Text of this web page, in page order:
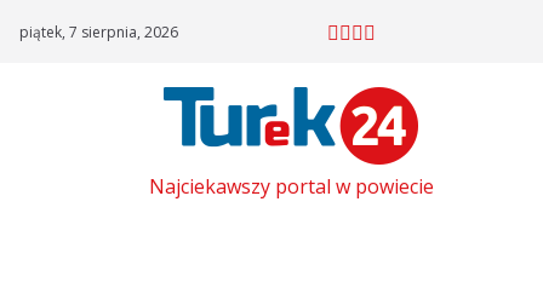
piątek, 7 sierpnia, 2026
Najciekawszy portal w powiecie